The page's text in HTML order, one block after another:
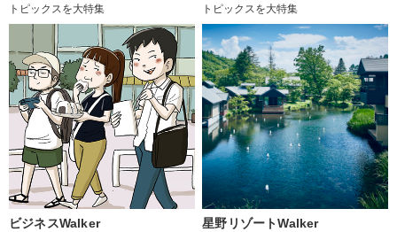
トピックスを大特集
トピックスを大特集
ビジネスWalker 星野リゾートWalker